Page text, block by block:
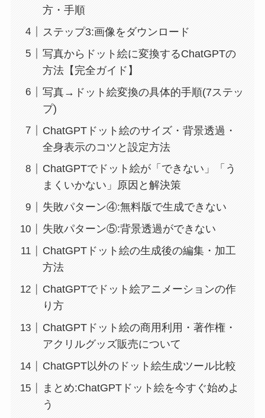
方・手順
ステップ3:画像をダウンロード
写真からドット絵に変換するChatGPTの
方法【完全ガイド】
写真→ドット絵変換の具体的手順(7ステッ
プ)
ChatGPTドット絵のサイズ・背景透過・
全身表示のコツと設定方法
ChatGPTでドット絵が「できない」「う
まくいかない」原因と解決策
失敗パターン④:無料版で生成できない
失敗パターン⑤:背景透過ができない
ChatGPTドット絵の生成後の編集・加工
方法
ChatGPTでドット絵アニメーションの作
り方
ChatGPTドット絵の商用利用・著作権・
アクリルグッズ販売について
ChatGPT以外のドット絵生成ツール比較
まとめ:ChatGPTドット絵を今すぐ始めよ
う